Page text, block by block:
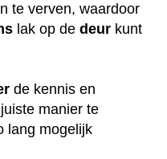
te verven, waardoor
lak op de deur kunt
de kennis en
manier te
lang mogelijk